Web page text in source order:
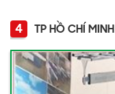
4 TP HỒ CHÍ MINH